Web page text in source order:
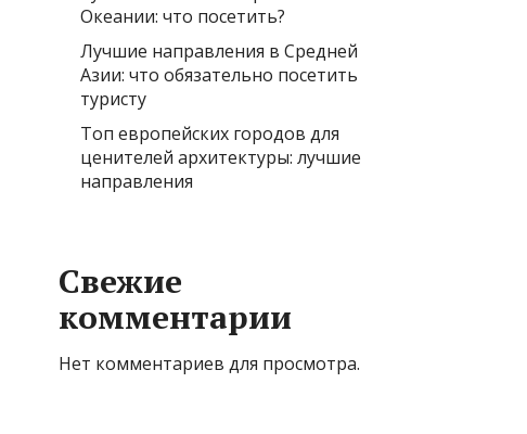
Океании: что посетить?
Лучшие направления в Средней
Азии: что обязательно посетить
туристу
Топ европейских городов для
ценителей архитектуры: лучшие
направления
Свежие
комментарии
Нет комментариев для просмотра.